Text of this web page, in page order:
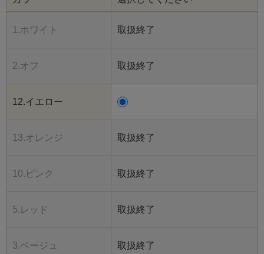
1.ホワイト 取扱終了
2.オフ 取扱終了
12.イエロー
13.オレンジ 取扱終了
10.ピンク 取扱終了
5.レッド 取扱終了
3.ベージュ 取扱終了